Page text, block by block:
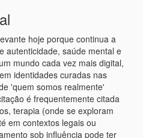
hoje porque continua a
autenticidade, saúde mental e
mundo cada vez mais digital,
identidades curadas nas
'quem somos realmente'
é frequentemente citada
terapia (onde se exploram
em contextos legais ou
sob influência pode ter